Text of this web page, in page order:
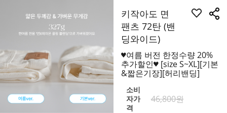
키작아도 면
팬츠 72탄 (밴
딩와이드)
♥여름 버전 한정수량 20%
추가할인♥ [size S~XL][기본
&짧은기장][허리밴딩]
소비
자가
격
46,800원